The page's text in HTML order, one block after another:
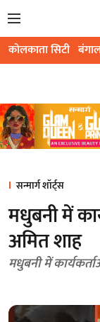
कोलकाता सिटी
सन्मार्ग शॉर्ट्स
मधुबनी में
अमित शाह
मधुबनी में